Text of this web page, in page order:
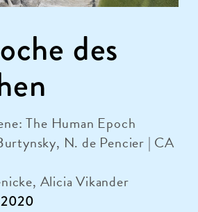
des
The Human Epoch
N. de Pencier | CA
Alicia Vikander